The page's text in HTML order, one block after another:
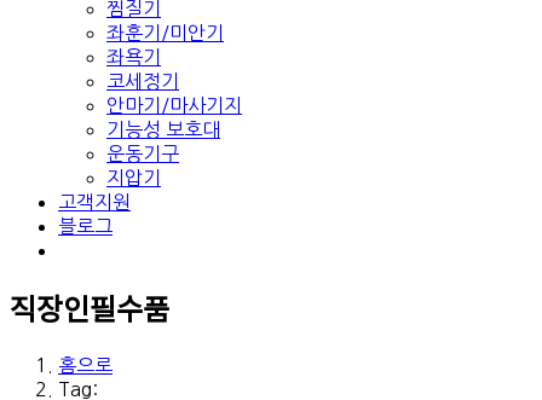
찜질기
좌훈기/미안기
좌욕기
코세정기
안마기/마사기지
기능성 보호대
운동기구
지압기
고객지원
블로그
직장인필수품
홈으로
Tag: